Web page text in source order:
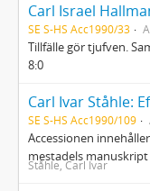
Carl Israel
SE S-HS Acc1990/33
Tillfälle gör tjufven.
8:0
Carl Ivar Ståhle:
SE S-HS Acc1990/109
Accessionen
mestadels manuskript
Ståhle, Carl Ivar